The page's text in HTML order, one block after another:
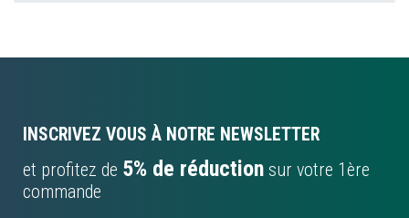
INSCRIVEZ VOUS À NOTRE NEWSLETTER
et profitez de 5% de réduction sur votre 1ère
commande